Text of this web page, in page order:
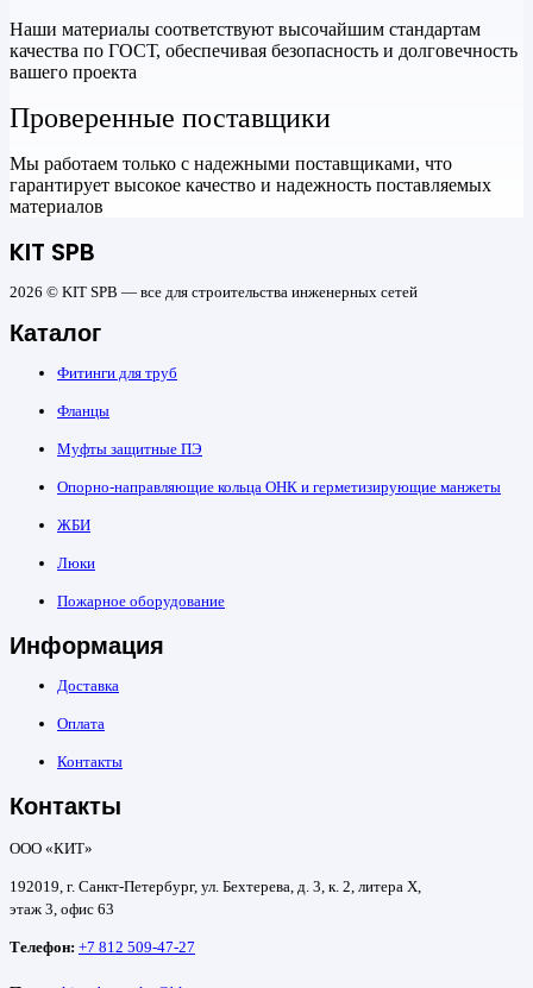
Наши материалы соответствуют высочайшим стандартам
качества по ГОСТ, обеспечивая безопасность и долговечность
вашего проекта
Проверенные поставщики
Мы работаем только с надежными поставщиками, что
гарантирует высокое качество и надежность поставляемых
материалов
KIT SPB
2026 © KIT SPB — все для строительства инженерных сетей
Каталог
Фитинги для труб
Фланцы
Муфты защитные ПЭ
Опорно-направляющие кольца ОНК и герметизирующие манжеты
ЖБИ
Люки
Пожарное оборудование
Информация
Доставка
Оплата
Контакты
Контакты
ООО «КИТ»
192019, г. Санкт-Петербург, ул. Бехтерева, д. 3, к. 2, литера Х,
этаж 3, офис 63
Телефон: +7 812 509-47-27